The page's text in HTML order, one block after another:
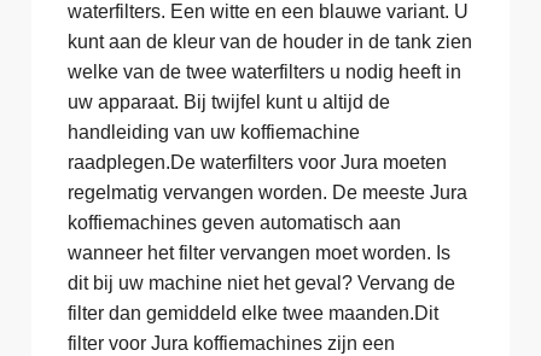
waterfilters. Een witte en een blauwe variant. U
kunt aan de kleur van de houder in de tank zien
welke van de twee waterfilters u nodig heeft in
uw apparaat. Bij twijfel kunt u altijd de
handleiding van uw koffiemachine
raadplegen.De waterfilters voor Jura moeten
regelmatig vervangen worden. De meeste Jura
koffiemachines geven automatisch aan
wanneer het filter vervangen moet worden. Is
dit bij uw machine niet het geval? Vervang de
filter dan gemiddeld elke twee maanden.Dit
filter voor Jura koffiemachines zijn een